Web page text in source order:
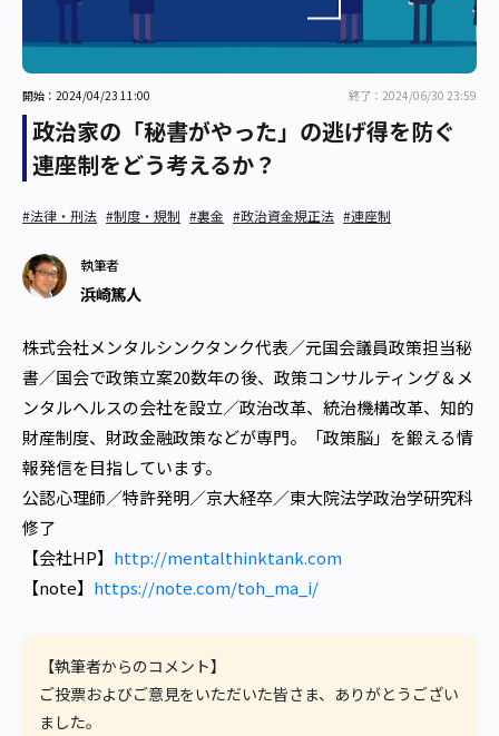
開始：2024/04/23 11:00 終了：2024/06/30 23:59
政治家の「秘書がやった」の逃げ得を防ぐ
連座制をどう考えるか？
#法律・刑法 #制度・規制 #裏金 #政治資金規正法 #連座制
執筆者
浜崎篤人
株式会社メンタルシンクタンク代表／元国会議員政策担当秘
書／国会で政策立案20数年の後、政策コンサルティング＆メ
ンタルヘルスの会社を設立／政治改革、統治機構改革、知的
財産制度、財政金融政策などが専門。「政策脳」を鍛える情
報発信を目指しています。
公認心理師／特許発明／京大経卒／東大院法学政治学研究科
修了
【会社HP】 http://mentalthinktank.com
【note】 https://note.com/toh_ma_i/
【執筆者からのコメント】
ご投票およびご意見をいただいた皆さま、ありがとうござい
ました。